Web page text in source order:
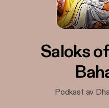
Saloks
Podkast av